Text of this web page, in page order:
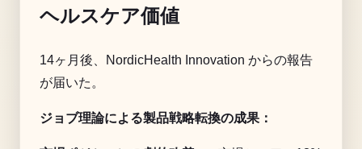
ヘルスケア価値
14ヶ月後、NordicHealth Innovation からの報告
が届いた。
ジョブ理論による製品戦略転換の成果：